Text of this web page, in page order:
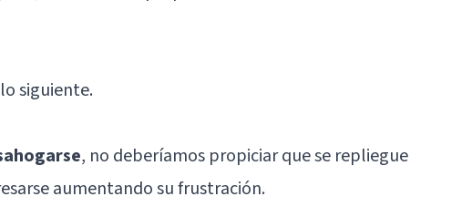
siguiente.
, no deberíamos propiciar que se repliegue
aumentando su frustración.